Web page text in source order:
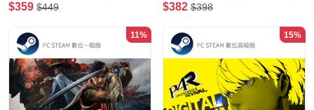
版)
$359 $449
購-數位標準版)
$382 $398
11% 15%